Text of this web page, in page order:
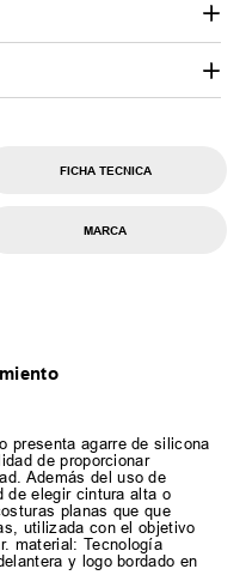
FICHA TECNICA
MARCA
presenta agarre de silicona
de proporcionar
Además del uso de
de elegir cintura alta o
planas que que
utilizada con el objetivo
material: Tecnología
y logo bordado en